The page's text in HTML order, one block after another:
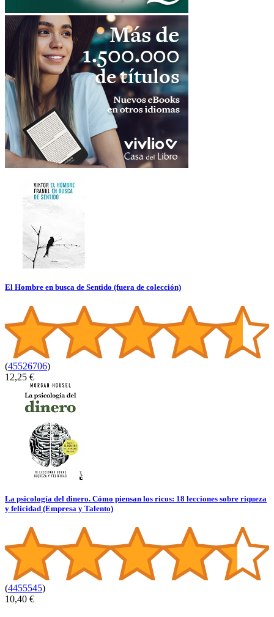
El Hombre en busca de Sentido (fuera de colección)
(45526706)
12,25 €
La psicología del dinero. Cómo piensan los ricos: 18 lecciones sobre riqueza
y felicidad (Empresa y Talento)
(4455545)
10,40 €